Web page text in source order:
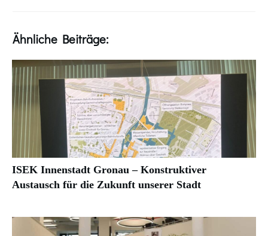
Ähnliche Beiträge:
ISEK Innenstadt Gronau – Konstruktiver
Austausch für die Zukunft unserer Stadt